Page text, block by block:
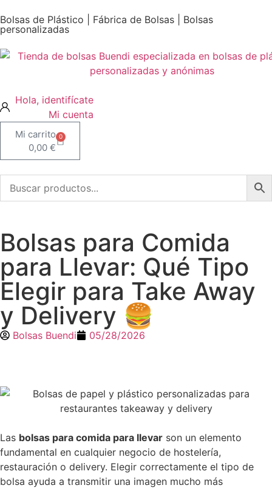
Bolsas de Plástico | Fábrica de Bolsas | Bolsas
personalizadas
Mi cuenta
0,00 €
0
Bolsas para Comida
para Llevar: Qué Tipo
Elegir para Take Away
y Delivery 🍔
Bolsas Buendi 05/28/2026
Las bolsas para comida para llevar son un elemento
fundamental en cualquier negocio de hostelería,
restauración o delivery. Elegir correctamente el tipo de
bolsa ayuda a transmitir una imagen mucho más